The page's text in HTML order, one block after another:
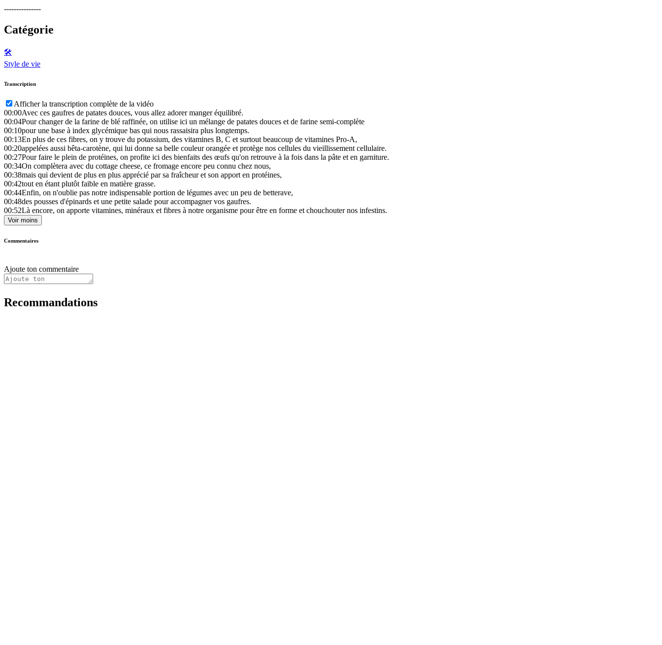
---------------
Catégorie
🛠️
Style de vie
Transcription
Afficher la transcription complète de la vidéo
00:00Avec ces gaufres de patates douces, vous allez adorer manger équilibré.
00:04Pour changer de la farine de blé raffinée, on utilise ici un mélange de patates douces et de farine semi-complète
00:10pour une base à index glycémique bas qui nous rassaisira plus longtemps.
00:13En plus de ces fibres, on y trouve du potassium, des vitamines B, C et surtout beaucoup de vitamines Pro-A,
00:20appelées aussi bêta-carotène, qui lui donne sa belle couleur orangée et protège nos cellules du vieillissement cellulaire.
00:27Pour faire le plein de protéines, on profite ici des bienfaits des œufs qu'on retrouve à la fois dans la pâte et en garniture.
00:34On complètera avec du cottage cheese, ce fromage encore peu connu chez nous,
00:38mais qui devient de plus en plus apprécié par sa fraîcheur et son apport en protéines,
00:42tout en étant plutôt faible en matière grasse.
00:44Enfin, on n'oublie pas notre indispensable portion de légumes avec un peu de betterave,
00:48des pousses d'épinards et une petite salade pour accompagner vos gaufres.
00:52Là encore, on apporte vitamines, minéraux et fibres à notre organisme pour être en forme et chouchouter nos infestins.
Voir moins
Commentaires
Ajoute ton commentaire
Recommandations